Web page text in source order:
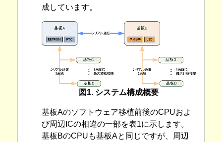
成しています。
図1. システム構成概要
基板Aのソフトウェア移植前後のCPUおよ
び周辺ICの相違の一部を表1に示します。
基板BのCPUも基板Aと同じですが、周辺